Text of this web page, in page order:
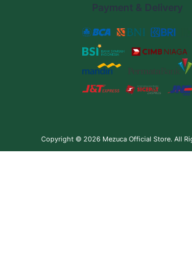
Payment & Delivery
Copyright © 2026 Mezuca Official Store. All